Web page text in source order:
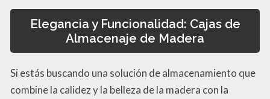
Elegancia y Funcionalidad: Cajas de
Almacenaje de Madera
Si estás buscando una solución de almacenamiento que
combine la calidez y la belleza de la madera con la